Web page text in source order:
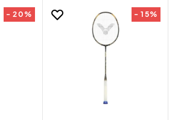
- 20% - 15%